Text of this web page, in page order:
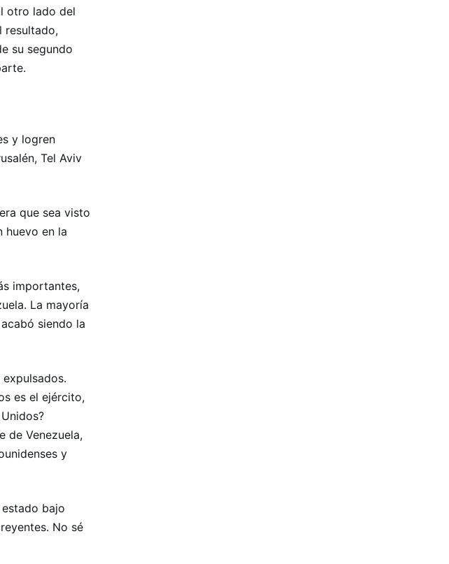
otro lado del
resultado,
su segundo
y logren
Tel Aviv
que sea visto
huevo en la
importantes,
La mayoría
siendo la
es el ejército,
de Venezuela,
y
bajo
No sé